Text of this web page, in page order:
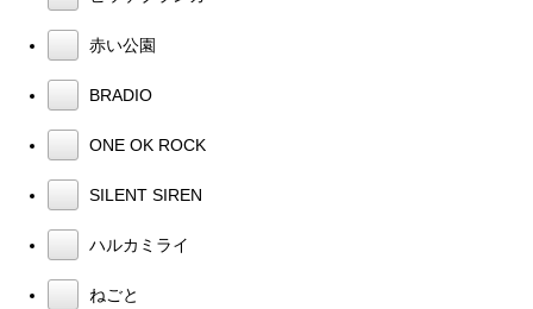
赤い公園
BRADIO
ONE OK ROCK
SILENT SIREN
ハルカミライ
ねごと